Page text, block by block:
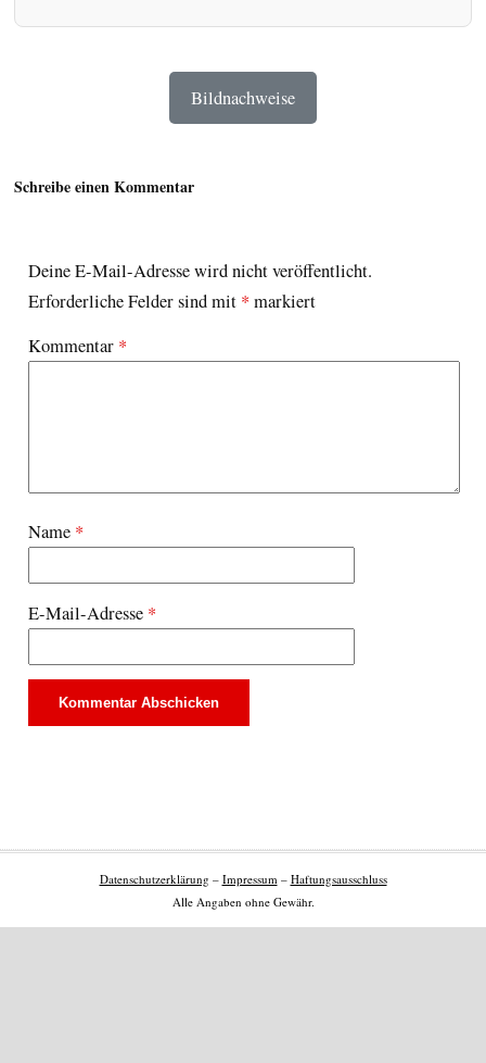
Bildnachweise
Schreibe einen Kommentar
Deine E-Mail-Adresse wird nicht veröffentlicht.
Erforderliche Felder sind mit * markiert
Kommentar *
Name *
E-Mail-Adresse *
Datenschutzerklärung – Impressum– Haftungsausschluss
Alle Angaben ohne Gewähr.